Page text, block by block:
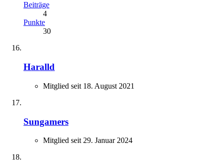
Beiträge
4
Punkte
30
Haralld
Mitglied seit 18. August 2021
Sungamers
Mitglied seit 29. Januar 2024